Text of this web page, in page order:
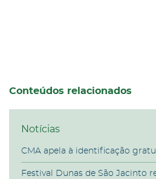
Conteúdos relacionados
Notícias
CMA apela à identificação
Festival Dunas de São Jacinto